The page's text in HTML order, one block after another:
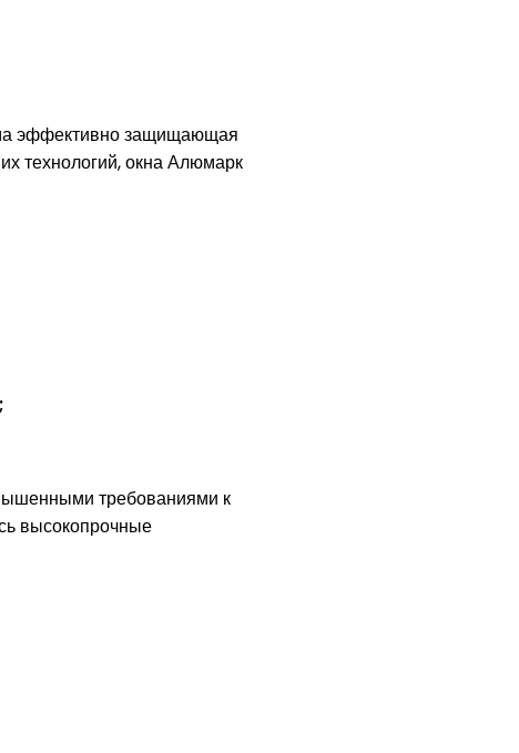
эффективно защищающая
технологий, окна Алюмарк
требованиями к
высокопрочные